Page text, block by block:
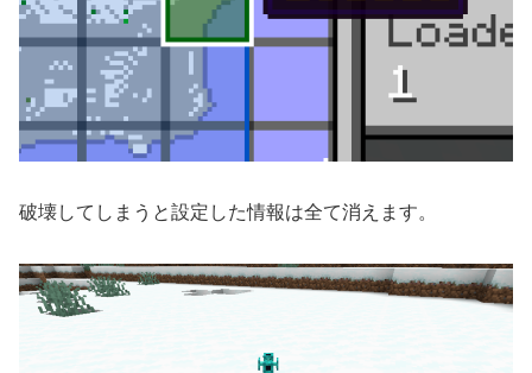
破壊してしまうと設定した情報は全て消えます。